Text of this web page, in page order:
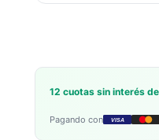
12 cuotas sin interés de
Pagando con VISA